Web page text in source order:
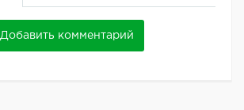
Добавить комментарий